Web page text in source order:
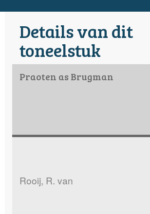
Details van dit
toneelstuk
Praoten as Brugman
Rooij, R. van